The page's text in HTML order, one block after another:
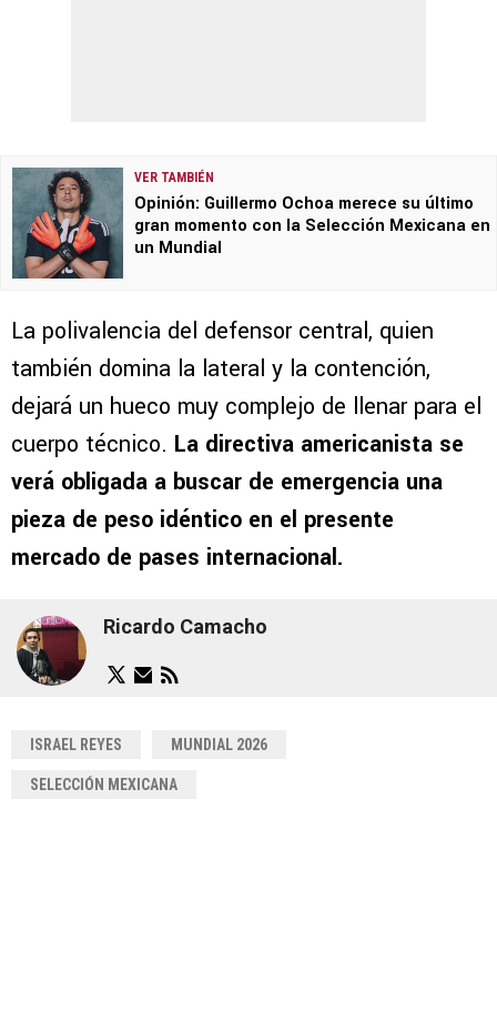
VER TAMBIÉN
Opinión: Guillermo Ochoa merece su último
gran momento con la Selección Mexicana en
un Mundial
La polivalencia del defensor central, quien
también domina la lateral y la contención,
dejará un hueco muy complejo de llenar para el
cuerpo técnico. La directiva americanista se
verá obligada a buscar de emergencia una
pieza de peso idéntico en el presente
mercado de pases internacional.
Ricardo Camacho
ISRAEL REYES MUNDIAL 2026
SELECCIÓN MEXICANA